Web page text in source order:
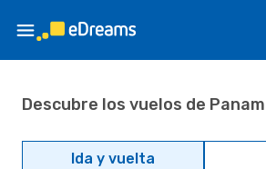
Descubre los vuelos de
Ida y vuelta